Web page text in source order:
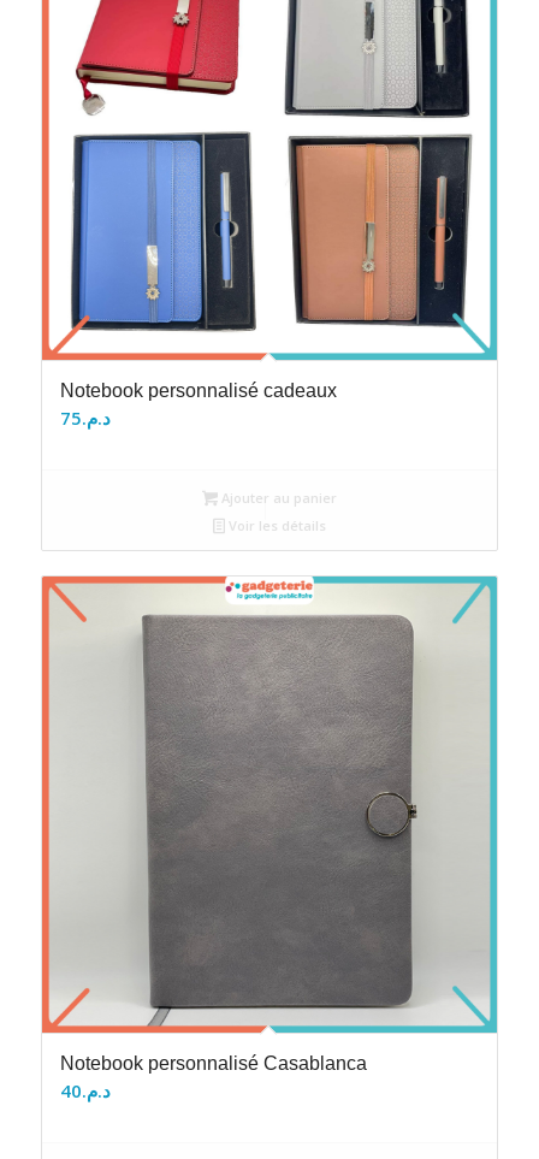
Notebook personnalisé cadeaux
د.م.75
Ajouter au panier
Voir les détails
Notebook personnalisé Casablanca
د.م.40